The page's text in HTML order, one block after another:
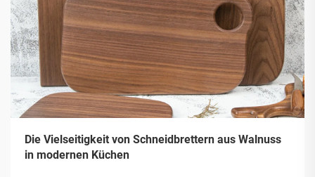
Die Vielseitigkeit von Schneidbrettern aus Walnuss
in modernen Küchen